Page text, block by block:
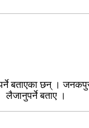
बताएका छन् ।
लैजानुपर्ने बताए ।